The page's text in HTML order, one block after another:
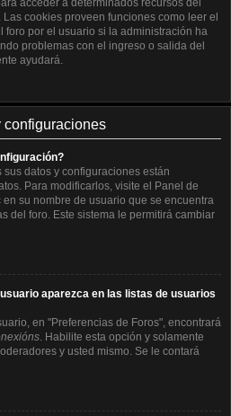
cookies proveen funciones como leer el
por el usuario si la administración ha
problemas con el ingreso o salida del
ayudará.
configuraciones
datos y configuraciones están
Para modificarlos, visite el Panel de
su nombre de usuario que se encuentra
del foro. Este sistema le permitirá cambiar
aparezca en las listas de usuarios
en "Preferencias de Foros", encontrará
. Habilite esta opción y solamente
y usted mismo. Se le contará